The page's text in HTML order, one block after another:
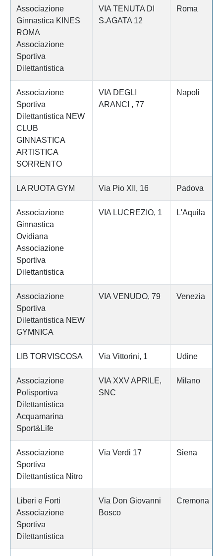
Associazione
Ginnastica KINES
ROMA
Associazione
Sportiva
Dilettantistica
VIA TENUTA DI
S.AGATA 12
Roma
Associazione
Sportiva
Dilettantistica NEW
CLUB
GINNASTICA
ARTISTICA
SORRENTO
VIA DEGLI
ARANCI , 77
Napoli
LA RUOTA GYM Via Pio XII, 16 Padova
Associazione
Ginnastica
Ovidiana
Associazione
Sportiva
Dilettantistica
VIA LUCREZIO, 1 L'Aquila
Associazione
Sportiva
Dilettantistica NEW
GYMNICA
VIA VENUDO, 79 Venezia
LIB TORVISCOSA Via Vittorini, 1 Udine
Associazione
Polisportiva
Dilettantistica
Acquamarina
Sport&Life
VIA XXV APRILE,
SNC
Milano
Associazione
Sportiva
Dilettantistica Nitro
Via Verdi 17 Siena
Liberi e Forti
Associazione
Sportiva
Dilettantistica
Via Don Giovanni
Bosco
Cremona